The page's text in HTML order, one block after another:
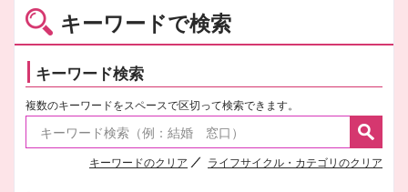
キーワードで検索
キーワード検索
複数のキーワードをスペースで区切って検索できます。
キーワードのクリア ライフサイクル・カテゴリのクリア